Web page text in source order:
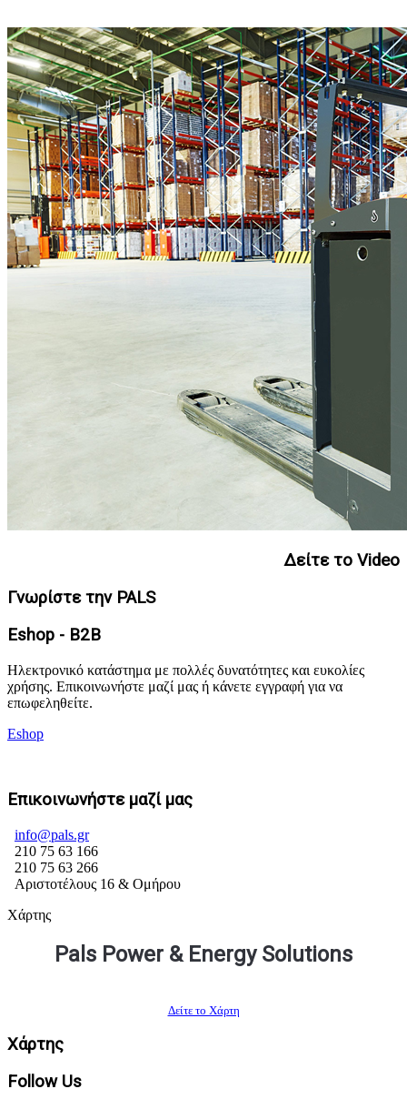
Δείτε το Video
Γνωρίστε την PALS
Eshop - B2B
Ηλεκτρονικό κατάστημα με πολλές δυνατότητες και ευκολίες
χρήσης. Επικοινωνήστε μαζί μας ή κάνετε εγγραφή για να
επωφεληθείτε.
Eshop
Επικοινωνήστε μαζί μας
info@pals.gr
210 75 63 166
210 75 63 266
Αριστοτέλους 16 & Ομήρου
Χάρτης
Pals Power & Energy Solutions
Δείτε το Χάρτη
Χάρτης
Follow Us